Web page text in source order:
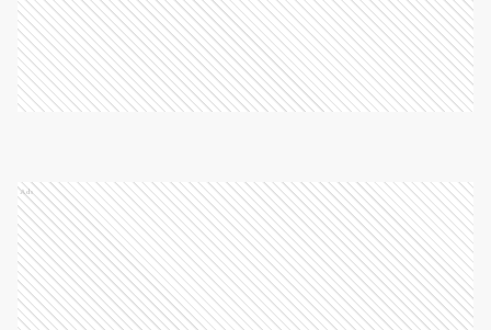
Ads